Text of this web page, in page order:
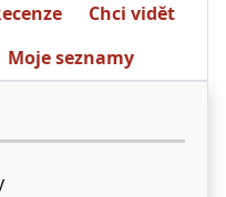
Chci vidět
Moje seznamy